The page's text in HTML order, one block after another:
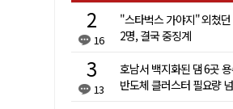
16
"스타벅스 가야지" 외쳤
2명, 결국 중징계
13
호남서 백지화된 댐 6곳
반도체 클러스터 필요량